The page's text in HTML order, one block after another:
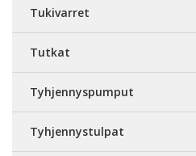
Tukivarret
Tutkat
Tyhjennyspumput
Tyhjennystulpat